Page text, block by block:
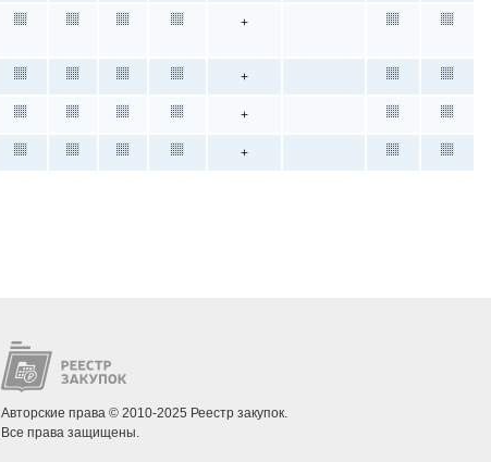
+
+
+
+
Авторские права © 2010-2025 Реестр закупок.
Все права защищены.